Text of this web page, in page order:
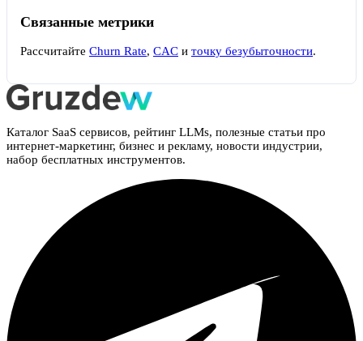
Связанные метрики
Рассчитайте Churn Rate, CAC и точку безубыточности.
Каталог SaaS сервисов, рейтинг LLMs, полезные статьи про
интернет-маркетинг, бизнес и рекламу, новости индустрии,
набор бесплатных инструментов.